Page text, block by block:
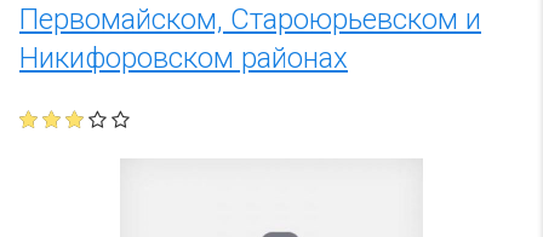
Первомайском, Староюрьевском и
Никифоровском районах